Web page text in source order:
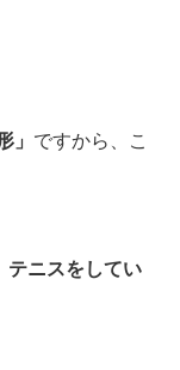
」 ですから、こ
テニスをしてい